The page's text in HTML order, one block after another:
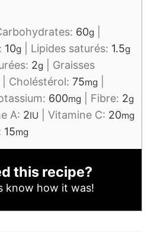
60g
10g Lipides saturés: 1.5g
2g
Graisses
Choléstérol: 75mg
600mg Fibre: 2g
A: 2IU Vitamine C: 20mg
15mg
this recipe?
know how it was!